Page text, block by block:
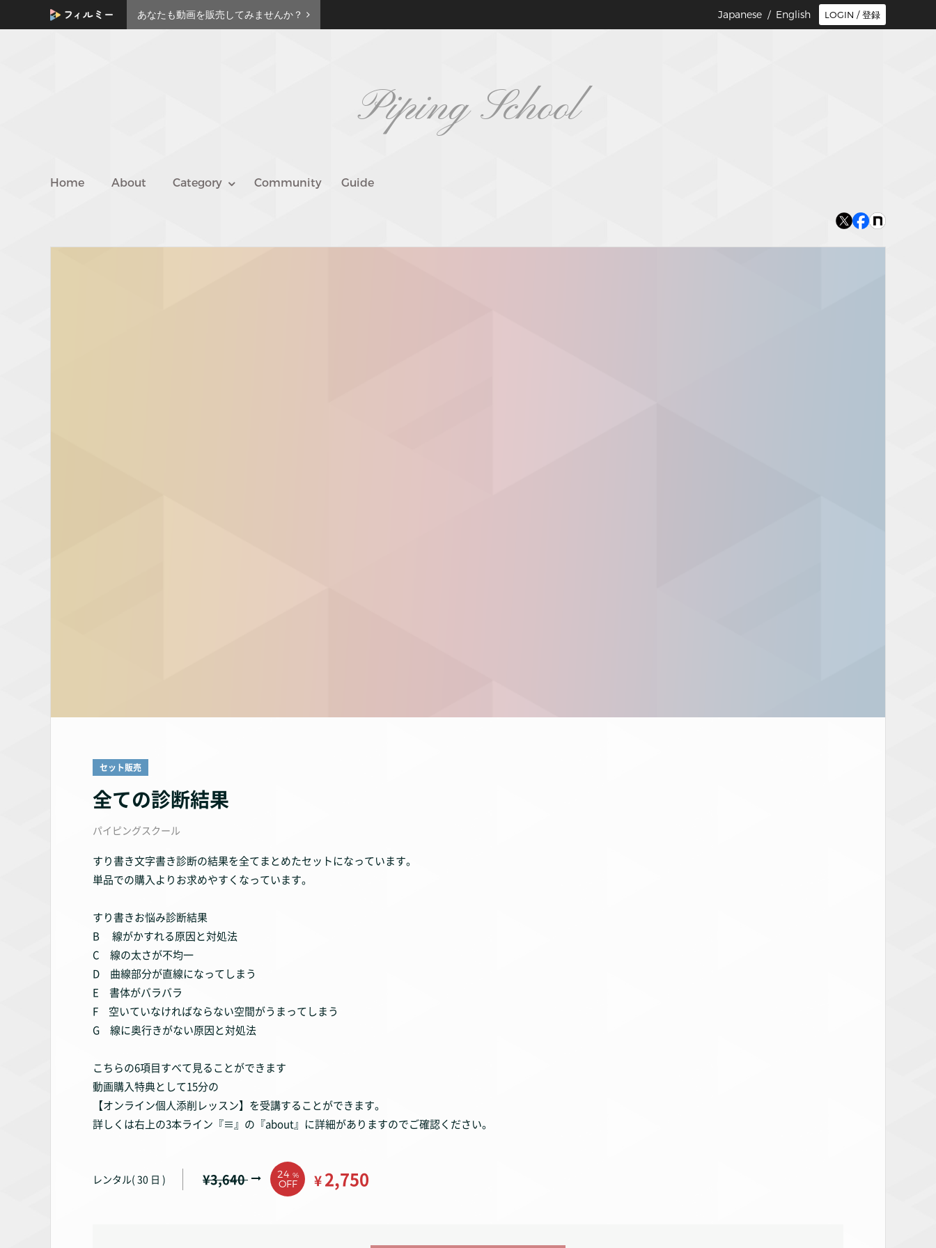
あなたも動画を販売してみませんか？ LOGIN / 登録
Japanese / English
Piping School
Home About Category Community Guide
セット販売
全ての診断結果
パイピングスクール
すり書き文字書き診断の結果を全てまとめたセットになっています。
単品での購入よりお求めやすくなっています。
すり書きお悩み診断結果
B 線がかすれる原因と対処法
C 線の太さが不均一
D 曲線部分が直線になってしまう
E 書体がバラバラ
F 空いていなければならない空間がうまってしまう
G 線に奥行きがない原因と対処法
こちらの6項目すべて見ることができます
動画購入特典として15分の
【オンライン個人添削レッスン】を受講することができます。
詳しくは右上の3本ライン『≡』の『about』に詳細がありますのでご確認ください。
レンタル( 30 日 ) ¥3,640 24 %
OFF ¥2,750